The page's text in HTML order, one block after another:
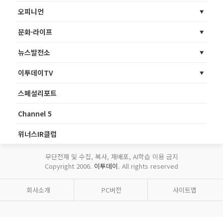
오피니언
문화·라이프
뉴스발전소
이투데이TV
스페셜리포트
Channel 5
위너스IR클럽
무단전재 및 수집, 복사, 재배포, AI학습 이용 금지
Copyright 2006. 이투데이. All rights reserved
회사소개 PC버전 사이트맵